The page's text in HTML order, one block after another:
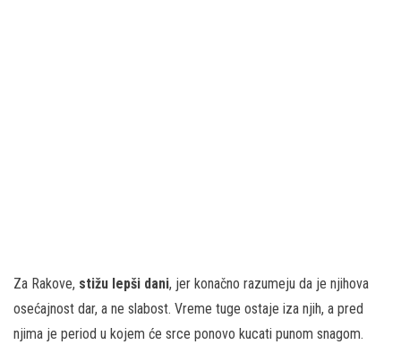
Za Rakove, stižu lepši dani, jer konačno razumeju da je njihova
osećajnost dar, a ne slabost. Vreme tuge ostaje iza njih, a pred
njima je period u kojem će srce ponovo kucati punom snagom.